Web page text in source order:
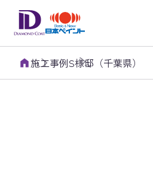
施工事例S様邸（千葉県）